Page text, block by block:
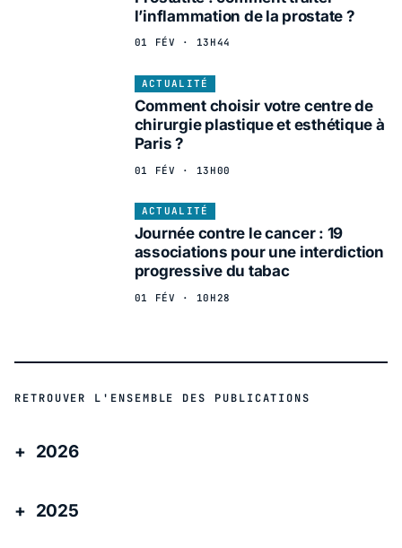
l’inflammation de la prostate ?
01 FÉV · 13H44
ACTUALITÉ
Comment choisir votre centre de
chirurgie plastique et esthétique à
Paris ?
01 FÉV · 13H00
ACTUALITÉ
Journée contre le cancer : 19
associations pour une interdiction
progressive du tabac
01 FÉV · 10H28
RETROUVER L'ENSEMBLE DES PUBLICATIONS
2026
2025